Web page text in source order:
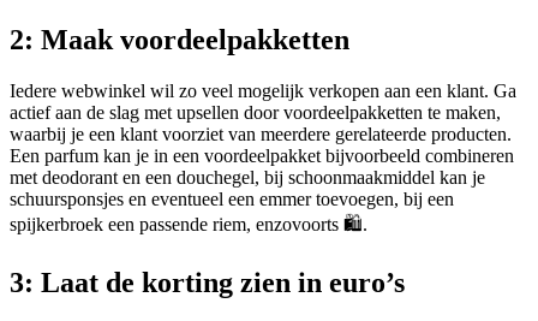
2: Maak voordeelpakketten
Iedere webwinkel wil zo veel mogelijk verkopen aan een klant. Ga
actief aan de slag met upsellen door voordeelpakketten te maken,
waarbij je een klant voorziet van meerdere gerelateerde producten.
Een parfum kan je in een voordeelpakket bijvoorbeeld combineren
met deodorant en een douchegel, bij schoonmaakmiddel kan je
schuursponsjes en eventueel een emmer toevoegen, bij een
spijkerbroek een passende riem, enzovoorts 🛍️.
3: Laat de korting zien in euro’s